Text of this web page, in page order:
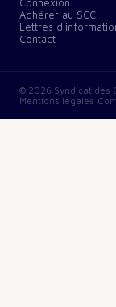
Connexion
Adhérer au SCC
Lettres
Contact
© 2026 Syndicat des
Mentions légales